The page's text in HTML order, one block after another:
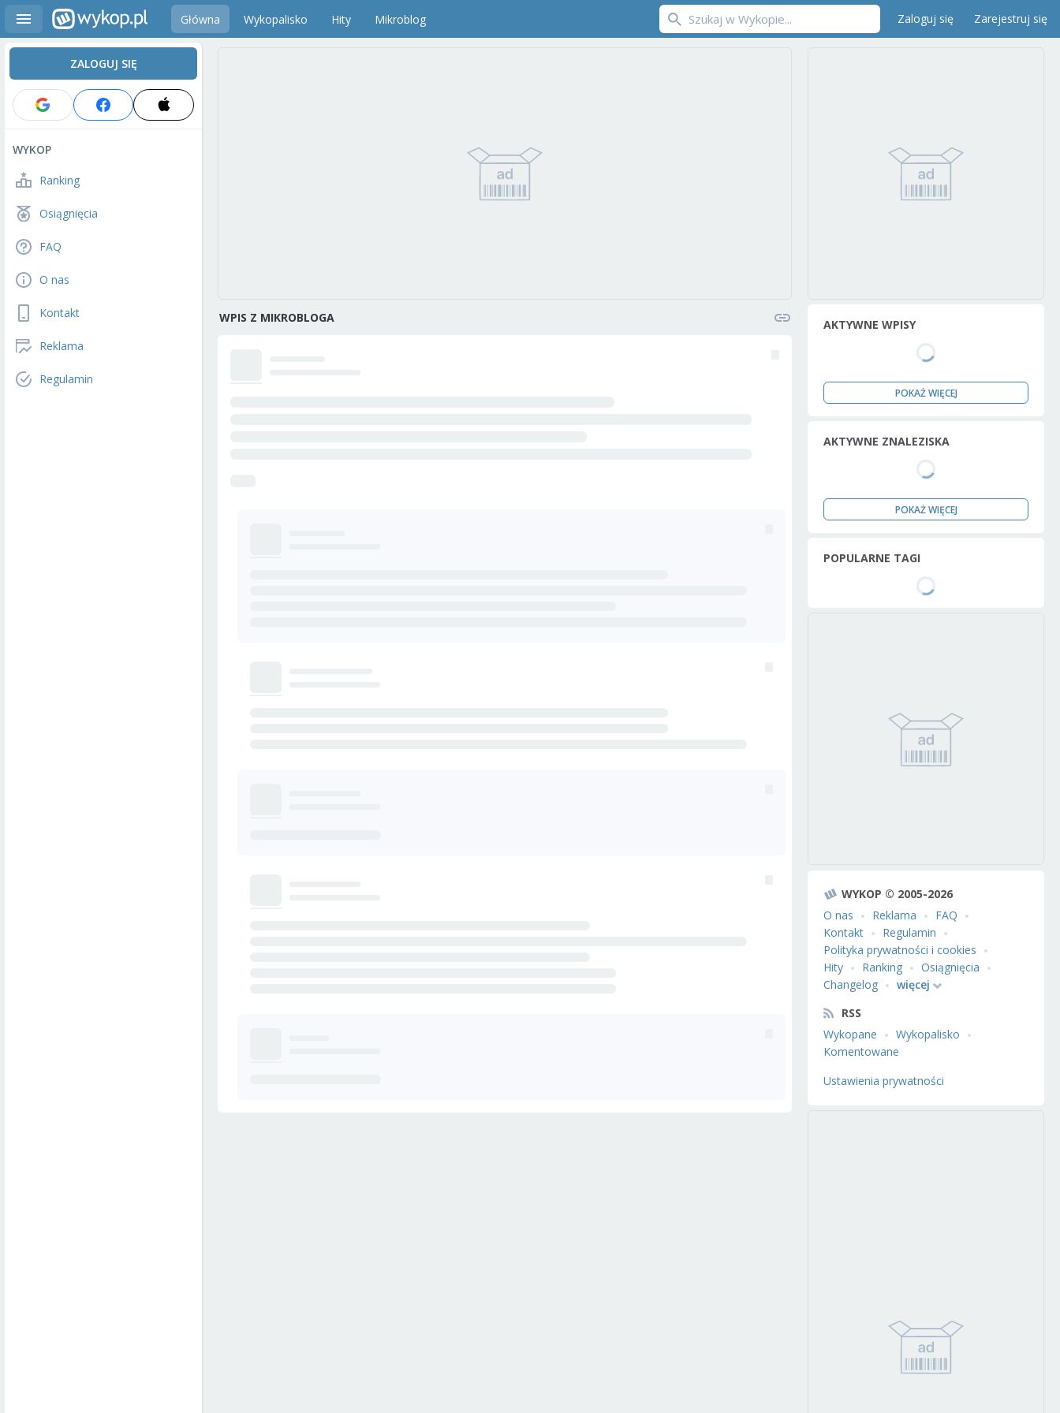
Główna Wykopalisko Hity Mikroblog Zaloguj się Zarejestruj się
ZALOGUJ SIĘ
WYKOP
Ranking
Osiągnięcia
FAQ
O nas
Kontakt
Reklama
Regulamin
WPIS Z MIKROBLOGA AKTYWNE WPISY
POKAŻ WIĘCEJ
AKTYWNE ZNALEZISKA
POKAŻ WIĘCEJ
POPULARNE TAGI
WYKOP © 2005-2026
O nas
Reklama
FAQ
Kontakt
Regulamin
Polityka prywatności i cookies
Hity
Ranking
Osiągnięcia
Changelog
więcej
RSS
Wykopane
Wykopalisko
Komentowane
Ustawienia prywatności